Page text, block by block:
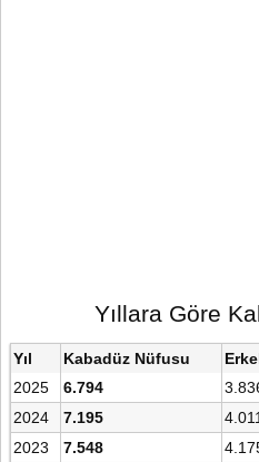
Yıllara Göre
Yıl Kabadüz Nüfusu
2025
6.794
2024
7.195
2023
7.548